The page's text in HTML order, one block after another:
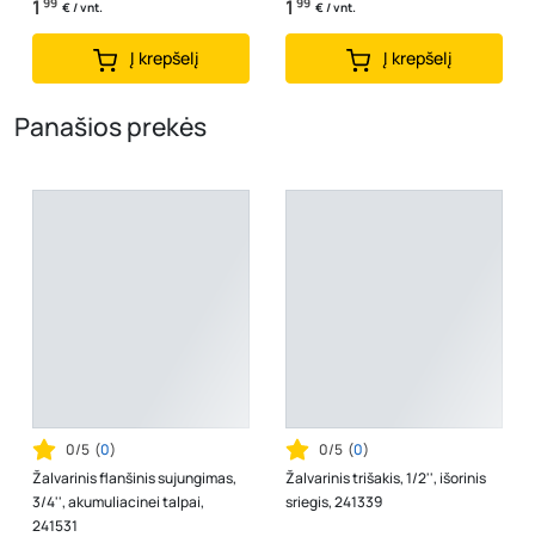
1 € / vnt.
Į krepšelį
1 € / vnt.
Į krepšelį
Panašios prekės
0/5 (0)
Žalvarinis flanšinis sujungimas,
3/4'', akumuliacinei talpai,
241531
0/5 (0)
Žalvarinis trišakis, 1/2'', išorinis
sriegis, 241339